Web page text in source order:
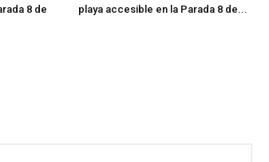
8 de
playa accesible en la Parada 8 de...